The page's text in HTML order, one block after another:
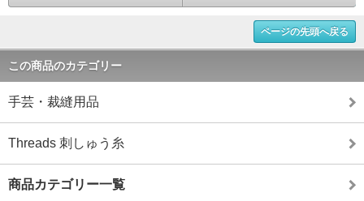
ページの先頭へ戻る
この商品のカテゴリー
手芸・裁縫用品
Threads 刺しゅう糸
商品カテゴリー一覧